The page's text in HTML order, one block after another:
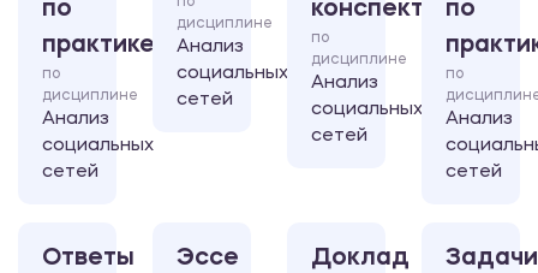
по
практике
по
дисциплине
Анализ
социальных
сетей
дисциплине
Анализ
социальных
сетей
конспект
по
дисциплине
Анализ
социальных
сетей
по
по
Анализ
сетей
Ответы
Эссе Доклад Задачи